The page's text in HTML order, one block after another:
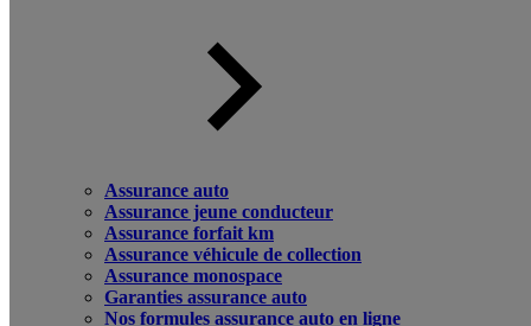
Assurance auto
Assurance jeune conducteur
Assurance forfait km
Assurance véhicule de collection
Assurance monospace
Garanties assurance auto
Nos formules assurance auto en ligne